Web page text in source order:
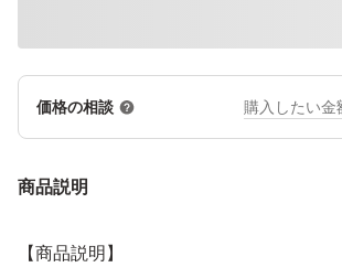
価格の相談
商品説明
【商品説明】